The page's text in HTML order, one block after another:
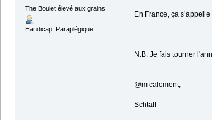
The Boulet élevé aux grains
Handicap: Paraplégique
En France, ça
N.B: Je fais tourner
@micalement,
Schtaff